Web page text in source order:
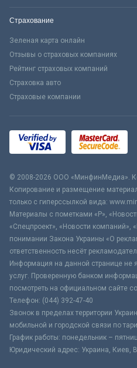
Страхование
Зеленая карта онлайн
Отзывы о страховых компаниях
Рейтинг страховых компаний
Страховка авто
Страховые компании
© 2008-2026 ООО «МинфинМедиа».
Копирование и размещение
только с гиперссылкой вида:
Материалы с пометками «Р»,
«Спецпроект», «Новости компаний»,
понимании Закона Украины «О
ответственность несёт
Информация на данной странице не
услуг. Проверенную банком
посмотреть на официальном сайте
Телефон: (044) 392-47-40
Звонок в пределах территории
мобильной и городской связи по
График работы: понедельник –
Юридический адрес: Украина, Киев,